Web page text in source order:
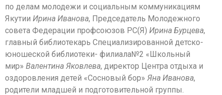
по делам молодежи и социальным коммуникациям
Якутии Ирина Иванова, Председатель Молодежного
совета Федерации профсоюзов РС(Я) Ирина Бурцева,
главный библиотекарь Специализированной детско-
юношеской библиотеки- филиала№2 «Школьный
мир» Валентина Яковлева, директор Центра отдыха и
оздоровления детей «Сосновый бор» Яна Иванова,
родители младшей и подготовительной группы.